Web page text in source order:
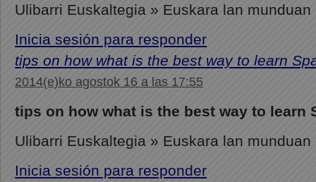
Ulibarri Euskaltegia » Euskara lan munduan
Inicia sesión para responder
tips on how what is the best way to learn
2014(e)ko agostok 16 a las 17:55
tips on how what is the best way to learn
Ulibarri Euskaltegia » Euskara lan munduan
Inicia sesión para responder